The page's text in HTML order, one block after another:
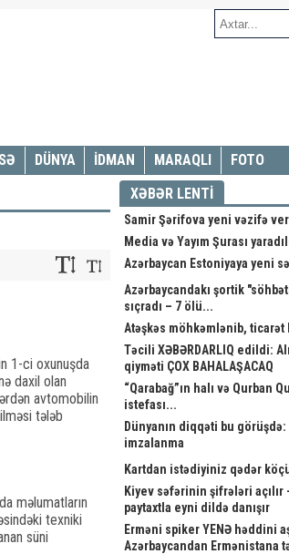
DÜNYA İDMAN MARAQLI FOTO
1-ci oxunuşda
daxil olan
avtomobilin
tələb
məlumatların
texniki
süni
XƏBƏR LENTİ
Samir Şərifova yeni vəzifə
Media və Yayım Şurası
Azərbaycan Estoniyaya yeni
Azərbaycandakı şortik
sıçradı – 7 ölü...
Atəşkəs möhkəmlənib, ticarət
Təcili XƏBƏRDARLIQ edildi:
qiyməti ÇOX BAHALAŞACAQ
“Qarabağ”ın halı və Qurban
istefası...
Dünyanın diqqəti bu
imzalanma
Kartdan istədiyiniz qədər
Kiyev səfərinin şifrələri açılır
paytaxtla eyni dildə danışır
Erməni spiker YENƏ həddini
Azərbaycandan Ermənistana